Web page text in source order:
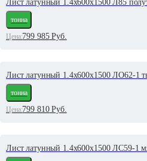
Лист латунный 1.4х600х1500 Л85
тонна
Цена:799 985Руб.
Лист латунный 1.4х600х1500 ЛО62-1
тонна
Цена:799 810Руб.
Лист латунный 1.4х600х1500 ЛС59-1